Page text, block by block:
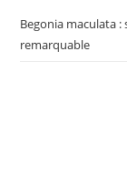
Begonia maculata :
remarquable